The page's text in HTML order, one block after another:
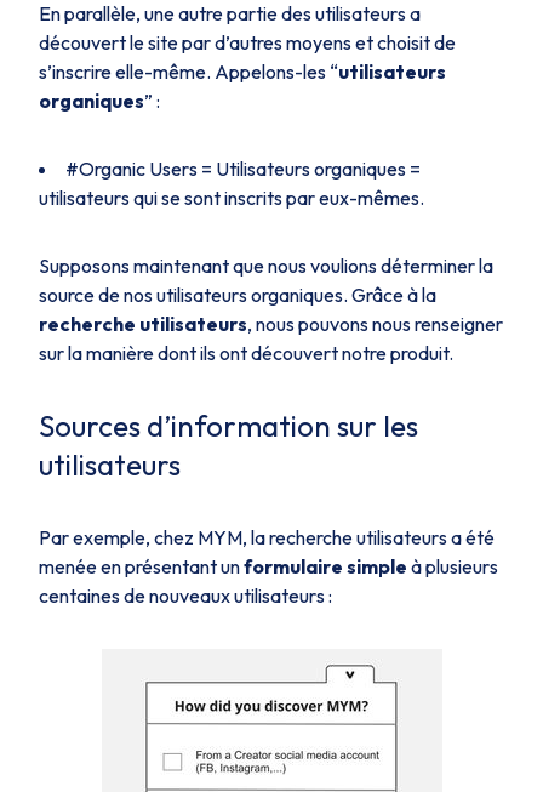
En parallèle, une autre partie des utilisateurs a
découvert le site par d’autres moyens et choisit de
s’inscrire elle-même. Appelons-les “utilisateurs
organiques” :
#Organic Users = Utilisateurs organiques =
utilisateurs qui se sont inscrits par eux-mêmes.
Supposons maintenant que nous voulions déterminer la
source de nos utilisateurs organiques. Grâce à la
recherche utilisateurs, nous pouvons nous renseigner
sur la manière dont ils ont découvert notre produit.
Sources d’information sur les
utilisateurs
Par exemple, chez MYM, la recherche utilisateurs a été
menée en présentant unformulaire simple à plusieurs
centaines de nouveaux utilisateurs :